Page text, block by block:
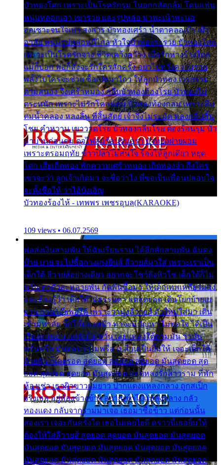
บัวทองโศก เพราะเป็นโรครักรุม ในอกกลัดกลุ้ม โดนแฟน
หนุ่มหลอกเอา เขารวย และรูปหล่อ มาพะเน้าพะนอ
ออเซาะจนใจเบา สงสาร บัวทองเศร้า น้ำตาคลอเบ้า เฝ้า
อาลัย หนุ่มรูปหล่อหนีไกล หัวใจบัวทองระรวย บัวทองโศก
เพราะเป็นโรครักจาง ชีวิตเคว้งคว้าง เมื่อรักห่างร้างไกล
แม่ก็บอก พ่อก็สั่งจะรักใครสักครั้ง อย่าไปหวังความรวย
พลั้งไปใครจะช่วย ซื้อเปลมาไกว ให้ลูกบัวทอง เวรกรรม
ตามสนอง จึงเศร้าหมอง กลีบบัวทองต้องโรย บัวทองไม่
ตระหนัก เพราะไม่รักโคลนตม บัวทองท้องกลม เพราะลืม
ตมน้ำคลอง หลงลิ้น ที่สิ้นสัตย์ เจ้าจึงไม่ระมัด หลงกลิ่นลิ้น
โชย คำหวาน เขาวาดโรย บัวทองกลีบโรย ต้องร้อนรุม บัว
มาบานก่อนตูม ดุจไฟสุมร้อนรุมอุรา บัวทองผ่ายผอม
เพราะตรอมฤทัย ข้าวปลาไม่สนใจ ร้องไห้ลูกเดียว หยุด
โศก เสียเถิดทอง พักความเศร้าหมอง เถิดทองจ๋า ถึงใคร
เขาจะว่า ลูกเจ้าเกิดมา จะชื่อว่าไง พี่ขอเป็นเพื่อนปลอบใจ
จะตั้งชื่อให้ ว่าไอ้บังเอิญ
บัวทองร้องไห้ - เทพพร เพชรอุบล(KARAOKE)
109 views • 06.07.2569
พ่อส่งเงินสามพัน ให้ฉันเรียนราม ได้อีกสักสามพัน ฉันคง
บ๊าย บาย จะไปซื้อกางเกงยีนส์ ลีวายส์มาใส่ เพราะเราเป็น
เด็กใต้ ลีวายส์อย่างเดียว อยากจะโชว์ถึงหิวโซ เด็กใต้ก็ไม่
หวั่น ตกตัวละหลายพัน กัดฟันซื้อมา ให้เด็กเทพเหลียวมอง
และต้องรู้ว่า เด็กใต้ไม่ธรรมดา แต่สุดยอด เดินโยกย้ายเย
ยวน กวนโอ๊ยพอได้ เพราะว่านุ่งลีวายส์ ตัวใหม่ใส่มา เดิน
เข้ามหาลัย จิ๊กโก๊มองหน้า ท่าจะมีปัญหา ไม่พอใจ ได้เป็น
เรื่องแน่นอน แต่ฉันไม่หวั่น เลยแหลงใต้ถามมัน ว่ามัน
พรั่นพรือ มันตอบว่าไม่พรื่อ เปลี่ยนเป็นยิ้มให้ เจอะเด็กใต้
ด้วยกัน ก็เลยรอด สุดยอด สุดยอด สุดยอด มันสุดยอด สุด
ยอด สุดยอด สุดยอด มันสุดยอด แอบหลงรักสาวราม ที่พัก
ห้องเช่า เธอผิวขาวผมยาว ปากแดงแหลงกลาง ถูกสเป็ก
จริงเธอ อยู่ห้องข้างข้าง อยากเข้าไปแหลงกลาง กลัว
ทองแดง กลับจากรามมาเจอ เธอมาซื้อข้าว แต่ก่อนนั้น
สองเรา เจอะกันครั้งใด เธอไม่เคยไยดี คราวนี้เธอยิ้มให้
ต้องให้ใส่ลีวายส์ สุดยอด สุดยอด มันสุดยอด มันสุดยอด
มันสุดยอด มันสุดยอด มันสุดยอด มันสุดยอด มันสุดยอด
มันสุดยอด มันสุดยอด มันสุดยอด มันสุดยอด มันสุดยอด